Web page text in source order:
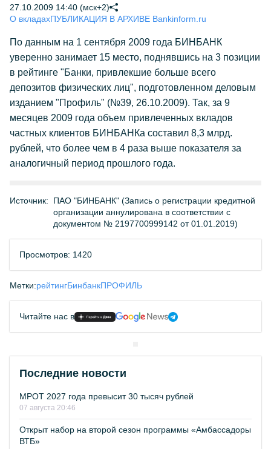
27.10.2009 14:40 (мск+2)
О вкладахПУБЛИКАЦИЯ В АРХИВЕ Bankinform.ru
По данным на 1 сентября 2009 года БИНБАНК
уверенно занимает 15 место, поднявшись на 3 позиции
в рейтинге "Банки, привлекшие больше всего
депозитов физических лиц", подготовленном деловым
изданием "Профиль" (№39, 26.10.2009). Так, за 9
месяцев 2009 года объем привлеченных вкладов
частных клиентов БИНБАНКа составил 8,3 млрд.
рублей, что более чем в 4 раза выше показателя за
аналогичный период прошлого года.
Источник:
ПАО "БИНБАНК" (Запись о регистрации кредитной
организации аннулирована в соответствии с
документом № 2197700999142 от 01.01.2019)
Просмотров: 1420
Метки:рейтингБинбанкПРОФИЛЬ
Читайте нас в
Последние новости
МРОТ 2027 года превысит 30 тысяч рублей
07 августа 20:46
Открыт набор на второй сезон программы «Амбассадоры
ВТБ»